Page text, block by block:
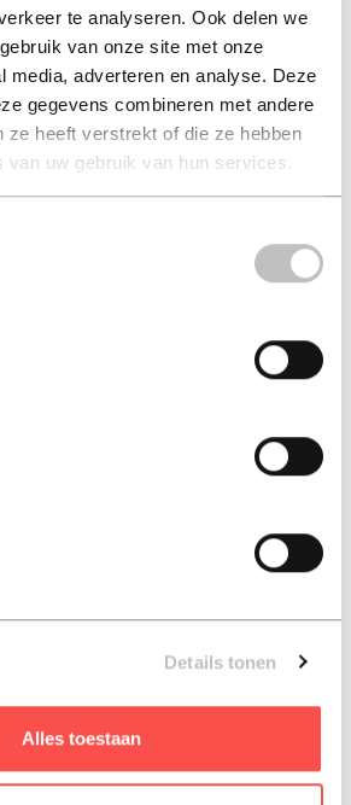
te analyseren. Ook delen we
van onze site met onze
media, adverteren en analyse. Deze
gegevens combineren met andere
ze heeft verstrekt of die ze hebben
van uw gebruik van hun services.
Details tonen
Alles toestaan
Los van de wereld
(luisterboek)
hella de jonge
€ 13,55
Luisterboek - 2007
€ 14,99